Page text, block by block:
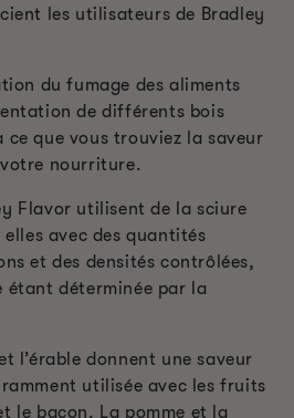
les utilisateurs de Bradley
du fumage des aliments
de différents bois
ce que vous trouviez la saveur
nourriture.
Flavor utilisent de la sciure
avec des quantités
et des densités contrôlées,
étant déterminée par la
l’érable donnent une saveur
utilisée avec les fruits
le bacon. La pomme et la